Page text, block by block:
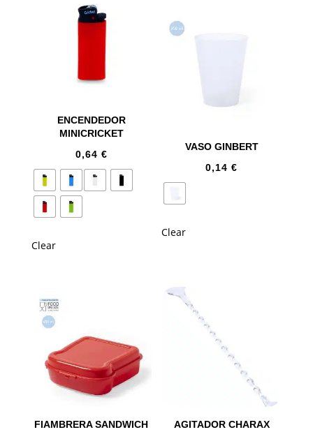
ENCENDEDOR
MINICRICKET
0,64 €
Clear
VASO GINBERT
0,14€
Clear
FIAMBRERA SANDWICH
AGITADOR CHARAX